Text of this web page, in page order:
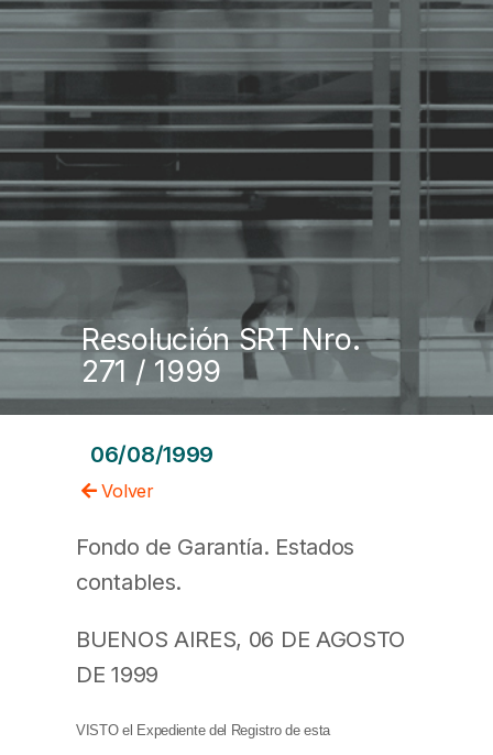
Resolución SRT Nro.
271 / 1999
06/08/1999
Volver
Fondo de Garantía. Estados
contables.
BUENOS AIRES, 06 DE AGOSTO
DE 1999
VISTO el Expediente del Registro de esta